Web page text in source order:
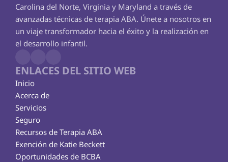
Carolina del Norte, Virginia y Maryland a través de
avanzadas técnicas de terapia ABA. Únete a nosotros en
un viaje transformador hacia el éxito y la realización en
el desarrollo infantil.
ENLACES DEL SITIO WEB
Inicio
Acerca de
Servicios
Seguro
Exención de Katie Beckett
Recursos de Terapia ABA
Oportunidades de BCBA